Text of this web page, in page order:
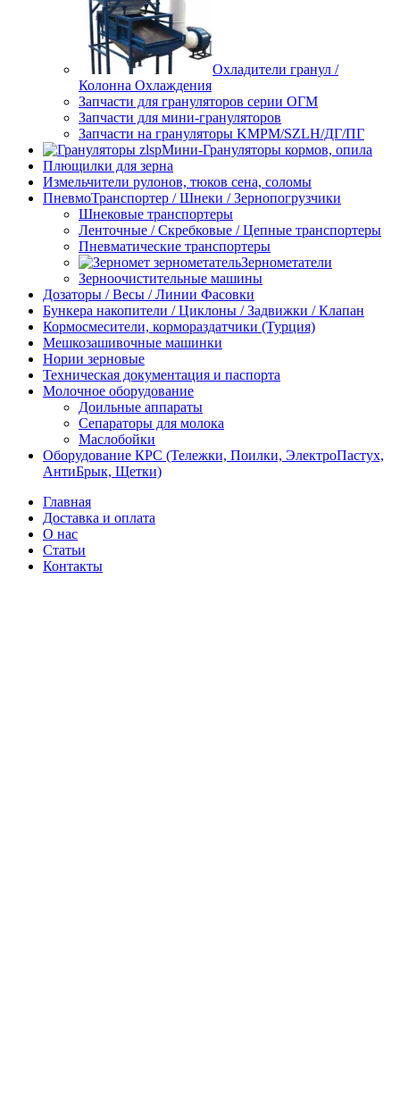
Охладители гранул /
Колонна Охлаждения
Запчасти для грануляторов серии ОГМ
Запчасти для мини-грануляторов
Запчасти на грануляторы KMPM/SZLH/ДГ/ПГ
Мини-Грануляторы кормов, опила
Плющилки для зерна
Измельчители рулонов, тюков сена, соломы
ПневмоТранспортер / Шнеки / Зернопогрузчики
Шнековые транспортеры
Ленточные / Скребковые / Цепные транспортеры
Пневматические транспортеры
Зернометатели
Зерноочистительные машины
Дозаторы / Весы / Линии Фасовки
Бункера накопители / Циклоны / Задвижки / Клапан
Кормосмесители, кормораздатчики (Турция)
Мешкозашивочные машинки
Нории зерновые
Техническая документация и паспорта
Молочное оборудование
Доильные аппараты
Сепараторы для молока
Маслобойки
Оборудование КРС (Тележки, Поилки, ЭлектроПастух,
АнтиБрык, Щетки)
Главная
Доставка и оплата
О нас
Статьи
Контакты